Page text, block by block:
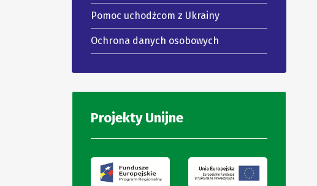
Pomoc uchodźcom z Ukrainy
Ochrona danych osobowych
Projekty Unijne